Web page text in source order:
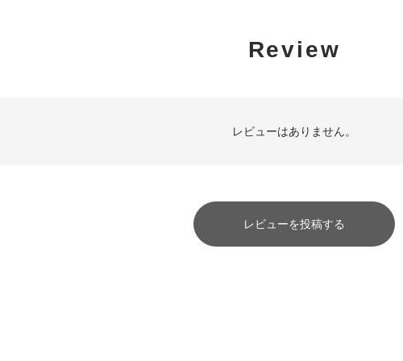
Review
レビューはありません。
レビューを投稿する